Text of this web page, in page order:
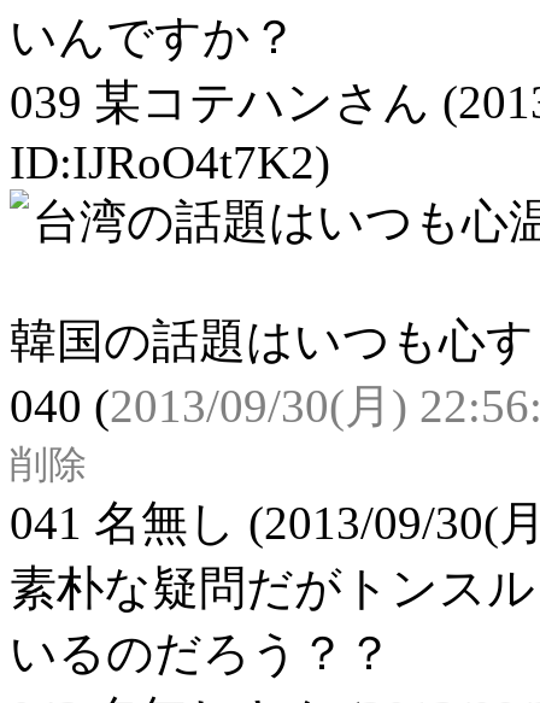
いんですか？
039 某コテハンさん
ID:IJRoO4t7K2)
台湾の話題はいつも心
韓国の話題はいつも心
040 (2013/09/30(月)
削除
041 名無し (2013/09/30(
素朴な疑問だがトンス
いるのだろう？？